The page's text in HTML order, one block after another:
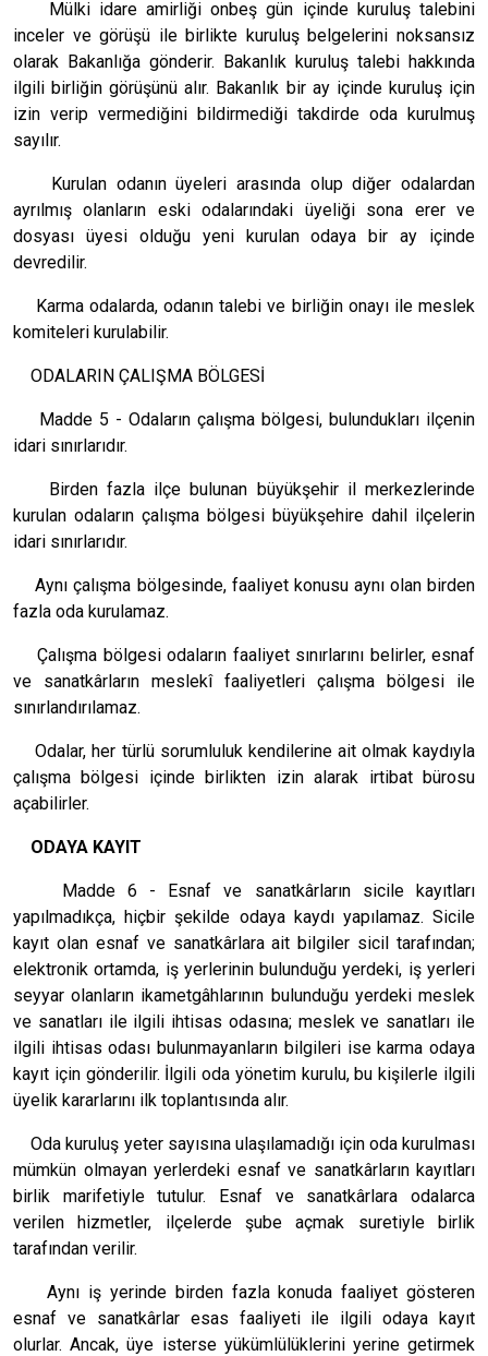
Mülki idare amirliği onbeş gün içinde kuruluş talebini
inceler ve görüşü ile birlikte kuruluş belgelerini noksansız
olarak Bakanlığa gönderir. Bakanlık kuruluş talebi hakkında
ilgili birliğin görüşünü alır. Bakanlık bir ay içinde kuruluş için
izin verip vermediğini bildirmediği takdirde oda kurulmuş
sayılır.
Kurulan odanın üyeleri arasında olup diğer odalardan
ayrılmış olanların eski odalarındaki üyeliği sona erer ve
dosyası üyesi olduğu yeni kurulan odaya bir ay içinde
devredilir.
Karma odalarda, odanın talebi ve birliğin onayı ile meslek
komiteleri kurulabilir.
ODALARIN ÇALIŞMA BÖLGESİ
Madde 5 - Odaların çalışma bölgesi, bulundukları ilçenin
idari sınırlarıdır.
Birden fazla ilçe bulunan büyükşehir il merkezlerinde
kurulan odaların çalışma bölgesi büyükşehire dahil ilçelerin
idari sınırlarıdır.
Aynı çalışma bölgesinde, faaliyet konusu aynı olan birden
fazla oda kurulamaz.
Çalışma bölgesi odaların faaliyet sınırlarını belirler, esnaf
ve sanatkârların meslekî faaliyetleri çalışma bölgesi ile
sınırlandırılamaz.
Odalar, her türlü sorumluluk kendilerine ait olmak kaydıyla
çalışma bölgesi içinde birlikten izin alarak irtibat bürosu
açabilirler.
ODAYA KAYIT
Madde 6 - Esnaf ve sanatkârların sicile kayıtları
yapılmadıkça, hiçbir şekilde odaya kaydı yapılamaz. Sicile
kayıt olan esnaf ve sanatkârlara ait bilgiler sicil tarafından;
elektronik ortamda, iş yerlerinin bulunduğu yerdeki, iş yerleri
seyyar olanların ikametgâhlarının bulunduğu yerdeki meslek
ve sanatları ile ilgili ihtisas odasına; meslek ve sanatları ile
ilgili ihtisas odası bulunmayanların bilgileri ise karma odaya
kayıt için gönderilir. İlgili oda yönetim kurulu, bu kişilerle ilgili
üyelik kararlarını ilk toplantısında alır.
Oda kuruluş yeter sayısına ulaşılamadığı için oda kurulması
mümkün olmayan yerlerdeki esnaf ve sanatkârların kayıtları
birlik marifetiyle tutulur. Esnaf ve sanatkârlara odalarca
verilen hizmetler, ilçelerde şube açmak suretiyle birlik
tarafından verilir.
Aynı iş yerinde birden fazla konuda faaliyet gösteren
esnaf ve sanatkârlar esas faaliyeti ile ilgili odaya kayıt
olurlar. Ancak, üye isterse yükümlülüklerini yerine getirmek